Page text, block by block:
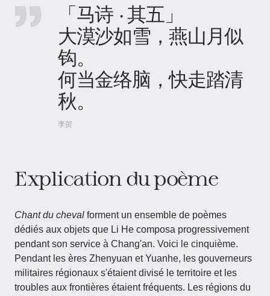
「马诗 · 其五」
大漠沙如雪，燕山月似
钩。
何当金络脑，快走踏清
秋。
李贺
Explication du poème
Chant du cheval forment un ensemble de poèmes
dédiés aux objets que Li He composa progressivement
pendant son service à Chang'an. Voici le cinquième.
Pendant les ères Zhenyuan et Yuanhe, les gouverneurs
militaires régionaux s'étaient divisé le territoire et les
troubles aux frontières étaient fréquents. Les régions du